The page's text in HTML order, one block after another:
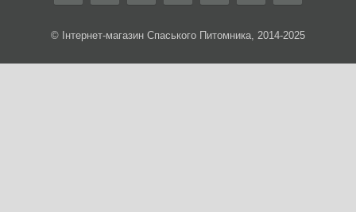
© Інтернет-магазин Спаського Питомника, 2014-2025